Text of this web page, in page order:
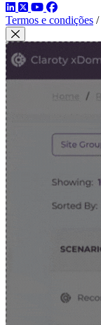
LinkedIn
TwitterYouTube
Facebook
Termos e condições /
Fechar modal